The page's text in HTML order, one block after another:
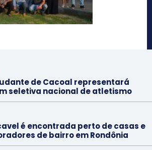
de Cacoal representará
seletiva nacional de atletismo
é encontrada perto de casas e
de bairro em Rondônia